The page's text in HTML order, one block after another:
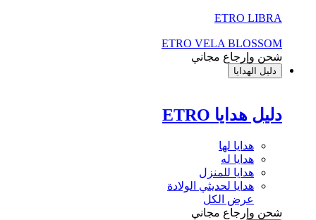
ETRO LIBRA
ETRO VELA BLOSSOM
شحن وإرجاع مجاني
دليل الهدايا
دليل هدايا ETRO
هدايا لها
هدايا له
هدايا للمنزل
هدايا لحديثي الولادة
عرض الكل
شحن وإرجاع مجاني